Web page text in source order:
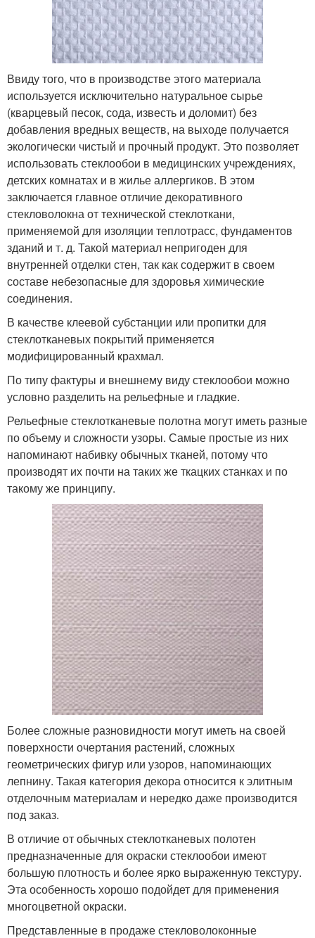
Ввиду того, что в производстве этого материала
используется исключительно натуральное сырье
(кварцевый песок, сода, известь и доломит) без
добавления вредных веществ, на выходе получается
экологически чистый и прочный продукт. Это позволяет
использовать стеклообои в медицинских учреждениях,
детских комнатах и в жилье аллергиков. В этом
заключается главное отличие декоративного
стекловолокна от технической стеклоткани,
применяемой для изоляции теплотрасс, фундаментов
зданий и т. д. Такой материал непригоден для
внутренней отделки стен, так как содержит в своем
составе небезопасные для здоровья химические
соединения.
В качестве клеевой субстанции или пропитки для
стеклотканевых покрытий применяется
модифицированный крахмал.
По типу фактуры и внешнему виду стеклообои можно
условно разделить на рельефные и гладкие.
Рельефные стеклотканевые полотна могут иметь разные
по объему и сложности узоры. Самые простые из них
напоминают набивку обычных тканей, потому что
производят их почти на таких же ткацких станках и по
такому же принципу.
Более сложные разновидности могут иметь на своей
поверхности очертания растений, сложных
геометрических фигур или узоров, напоминающих
лепнину. Такая категория декора относится к элитным
отделочным материалам и нередко даже производится
под заказ.
В отличие от обычных стеклотканевых полотен
предназначенные для окраски стеклообои имеют
большую плотность и более ярко выраженную текстуру.
Эта особенность хорошо подойдет для применения
многоцветной окраски.
Представленные в продаже стекловолоконные